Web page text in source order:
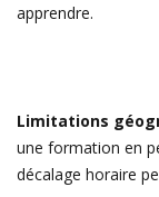
apprendre.
Limitations
une formation en
décalage horaire